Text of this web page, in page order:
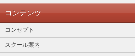
コンテンツ
コンセプト
スクール案内